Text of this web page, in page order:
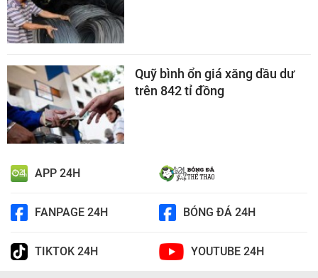
Quỹ bình ổn giá xăng dầu dư
trên 842 tỉ đồng
APP 24H
FANPAGE 24H BÓNG ĐÁ 24H
TIKTOK 24H YOUTUBE 24H